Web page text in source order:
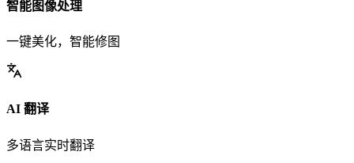
智能图像处理
一键美化，智能修图
AI 翻译
多语言实时翻译